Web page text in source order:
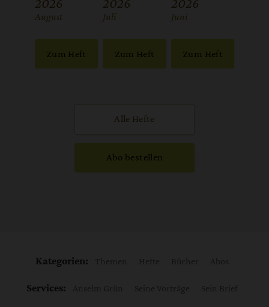
2026
:
August
Zum Heft
2026
:
Juli
Zum Heft
2026
:
Juni
Zum Heft
Alle Hefte
Abo bestellen
Kategorien:
Services: